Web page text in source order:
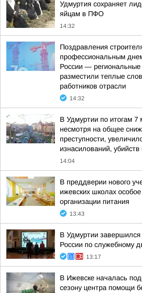
Удмуртия сохраняет
яйцам в ПФО
14:32
Поздравления
профессиональным
России — региональные
разместили теплые
работников отрасли
14:32
В Удмуртии по итогам 7
несмотря на общее
преступности,
изнасилований,
14:04
В преддверии нового
ижевских школах
организации питания
13:43
В Удмуртии
России по служебному
13:17
В Ижевске началась
сезону центра помощи